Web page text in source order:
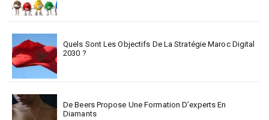
Quels Sont Les Objectifs De La Stratégie Maroc Digital
2030 ?
De Beers Propose Une Formation D’experts En
Diamants